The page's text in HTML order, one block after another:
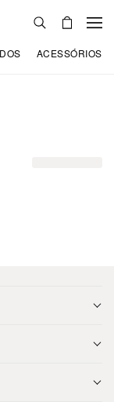
ACESSÓRIOS